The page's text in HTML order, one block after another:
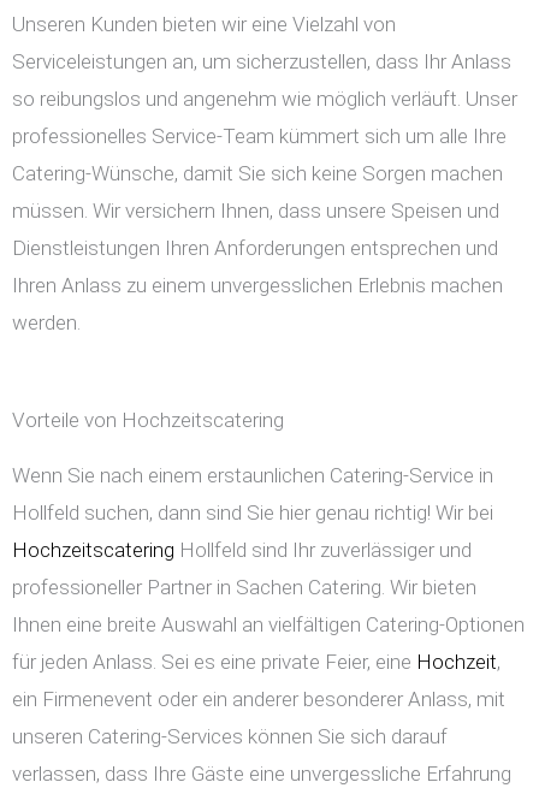
Unseren Kunden bieten wir eine Vielzahl von
Serviceleistungen an, um sicherzustellen, dass Ihr Anlass
so reibungslos und angenehm wie möglich verläuft. Unser
professionelles Service-Team kümmert sich um alle Ihre
Catering-Wünsche, damit Sie sich keine Sorgen machen
müssen. Wir versichern Ihnen, dass unsere Speisen und
Dienstleistungen Ihren Anforderungen entsprechen und
Ihren Anlass zu einem unvergesslichen Erlebnis machen
werden.
Vorteile von Hochzeitscatering
Wenn Sie nach einem erstaunlichen Catering-Service in
Hollfeld suchen, dann sind Sie hier genau richtig! Wir bei
Hochzeitscatering Hollfeld sind Ihr zuverlässiger und
professioneller Partner in Sachen Catering. Wir bieten
Ihnen eine breite Auswahl an vielfältigen Catering-Optionen
für jeden Anlass. Sei es eine private Feier, eine Hochzeit,
ein Firmenevent oder ein anderer besonderer Anlass, mit
unseren Catering-Services können Sie sich darauf
verlassen, dass Ihre Gäste eine unvergessliche Erfahrung